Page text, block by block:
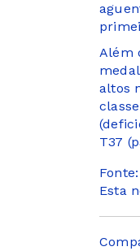
Além
altos
T37
Esta